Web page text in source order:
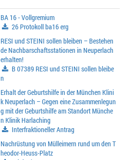
BA 16 - Vollgremium
26 Protokoll ba16 erg
RESI und STEINI sollen bleiben – Bestehen
de Nachbarschaftsstationen in Neuperlach
erhalten!
B 07389 RESI und STEINI sollen bleibe
n
Erhalt der Geburtshilfe in der München Klini
k Neuperlach – Gegen eine Zusammenlegun
g mit der Geburtshilfe am Standort Münche
n Klinik Harlaching
Interfraktioneller Antrag
Nachrüstung von Mülleimern rund um den T
heodor-Heuss-Platz